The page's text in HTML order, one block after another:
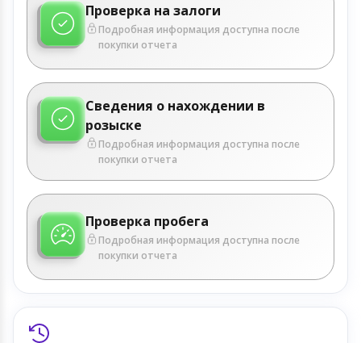
Проверка на залоги
Подробная информация доступна после
покупки отчета
Сведения о нахождении в
розыске
Подробная информация доступна после
покупки отчета
Проверка пробега
Подробная информация доступна после
покупки отчета